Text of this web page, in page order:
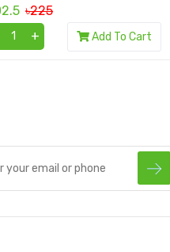
৳225
+ Add To Cart